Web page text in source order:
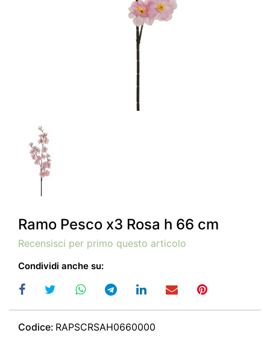
Ramo Pesco x3 Rosa h 66 cm
Recensisci per primo questo articolo
Condividi anche su:
Codice: RAPSCRSAH0660000